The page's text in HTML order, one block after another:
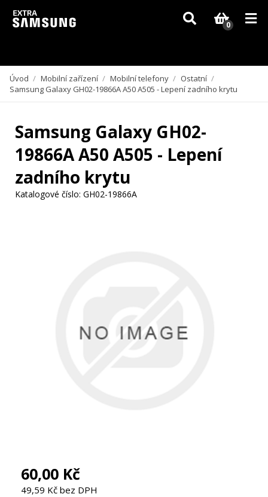
Vzhledem k aktuální situaci se může dodání dílů, které nejsou skladem,
zpozdit. Děkujeme za pochopení.
0
Úvod / Mobilní zařízení / Mobilní telefony / Ostatní /
Samsung Galaxy GH02-19866A A50 A505 - Lepení zadního krytu
Samsung Galaxy GH02-
19866A A50 A505 - Lepení
zadního krytu
Katalogové číslo: GH02-19866A
60,00 Kč
49,59 Kč bez DPH